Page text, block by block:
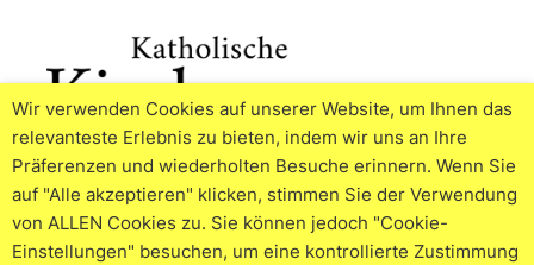
Wir verwenden Cookies auf unserer Website, um Ihnen das
relevanteste Erlebnis zu bieten, indem wir uns an Ihre
Präferenzen und wiederholten Besuche erinnern. Wenn Sie
auf "Alle akzeptieren" klicken, stimmen Sie der Verwendung
von ALLEN Cookies zu. Sie können jedoch "Cookie-
Einstellungen" besuchen, um eine kontrollierte Zustimmung